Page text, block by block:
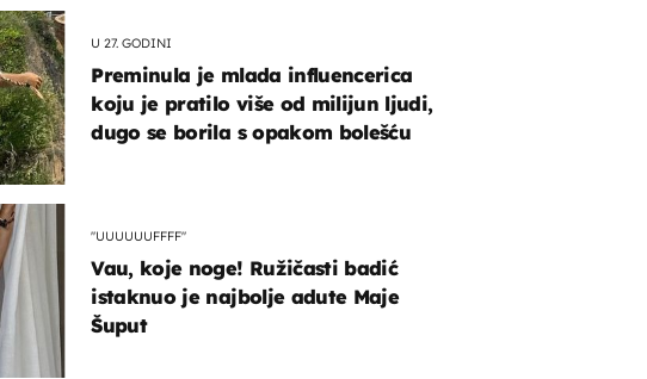
U 27. GODINI
Preminula je mlada influencerica
koju je pratilo više od milijun ljudi,
dugo se borila s opakom bolešću
"UUUUUUFFFF"
Vau, koje noge! Ružičasti badić
istaknuo je najbolje adute Maje
Šuput